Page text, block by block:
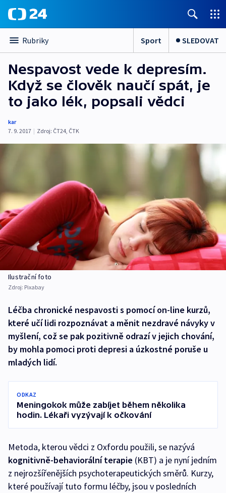
Rubriky Sport SLEDOVAT
Nespavost vede k depresím.
Když se člověk naučí spát, je
to jako lék, popsali vědci
kar
7. 9. 2017 | Zdroj: ČT24, ČTK
Ilustrační foto
Zdroj: Pixabay
Léčba chronické nespavosti s pomocí on-line kurzů,
které učí lidi rozpoznávat a měnit nezdravé návyky v
myšlení, což se pak pozitivně odrazí v jejich chování,
by mohla pomoci proti depresi a úzkostné poruše u
mladých lidí.
ODKAZ
Meningokok může zabíjet během několika
hodin. Lékaři vyzývají k očkování
Metoda, kterou vědci z Oxfordu použili, se nazývá
kognitivně-behaviorální terapie (KBT) a je nyní jedním
z nejrozšířenějších psychoterapeutických směrů. Kurzy,
které používají tuto formu léčby, jsou v posledních